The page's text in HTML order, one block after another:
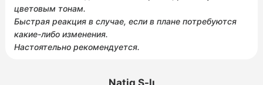
цветовым тонам.
Быстрая реакция в случае, если в плане потребуются
какие-либо изменения.
Настоятельно рекомендуется.
Natiq S-lı